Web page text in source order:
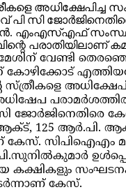
അധിക്ഷേപിച്ച
പി സി
എംഎസ്എഫ്
പരാതിയിലാണ്
വേണ്ടി
കോഴിക്കോട്
സ്ത്രീകളെ
ജോര്‍ജിനെതിരെ
125 ആര്‍.പി.
കേസ്. സിപിഐഎം
കക്ഷികളും
കേസ്.